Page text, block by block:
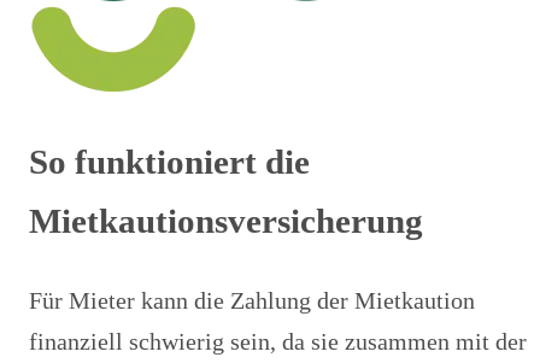
So funktioniert die
Mietkautionsversicherung
Für Mieter kann die Zahlung der Mietkaution
finanziell schwierig sein, da sie zusammen mit der